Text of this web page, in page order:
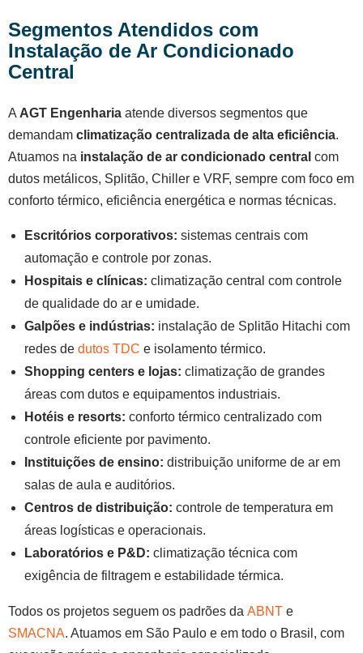
Segmentos Atendidos com
Instalação de Ar Condicionado
Central
A AGT Engenharia atende diversos segmentos que
demandam climatização centralizada de alta eficiência.
Atuamos na instalação de ar condicionado central com
dutos metálicos, Splitão, Chiller e VRF, sempre com foco em
conforto térmico, eficiência energética e normas técnicas.
Escritórios corporativos: sistemas centrais com
automação e controle por zonas.
Hospitais e clínicas: climatização central com controle
de qualidade do ar e umidade.
Galpões e indústrias: instalação de Splitão Hitachi com
redes de dutos TDC e isolamento térmico.
Shopping centers e lojas: climatização de grandes
áreas com dutos e equipamentos industriais.
Hotéis e resorts: conforto térmico centralizado com
controle eficiente por pavimento.
Instituições de ensino: distribuição uniforme de ar em
salas de aula e auditórios.
Centros de distribuição: controle de temperatura em
áreas logísticas e operacionais.
Laboratórios e P&D: climatização técnica com
exigência de filtragem e estabilidade térmica.
Todos os projetos seguem os padrões da ABNT e
SMACNA. Atuamos em São Paulo e em todo o Brasil, com